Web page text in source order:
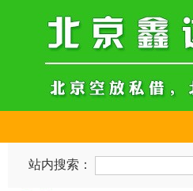
站内搜索：